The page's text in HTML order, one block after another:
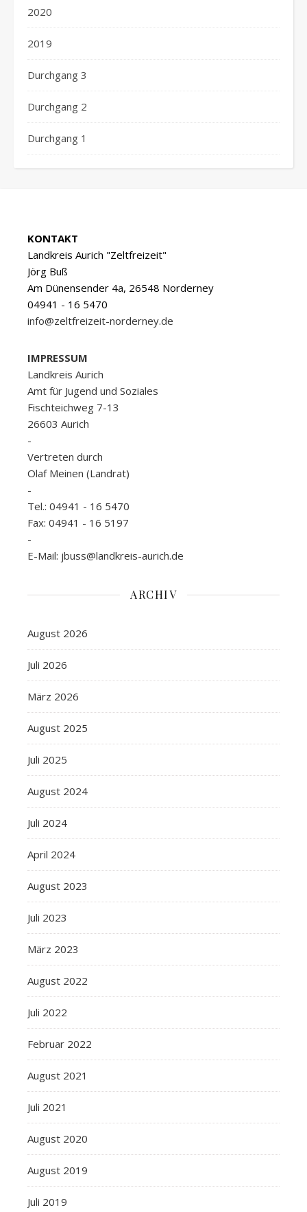
2020
2019
Durchgang 3
Durchgang 2
Durchgang 1
KONTAKT
Landkreis Aurich "Zeltfreizeit"
Jörg Buß
Am Dünensender 4a, 26548 Norderney
04941 - 16 5470
info@zeltfreizeit-norderney.de
IMPRESSUM
Landkreis Aurich
Amt für Jugend und Soziales
Fischteichweg 7-13
26603 Aurich
-
Vertreten durch
Olaf Meinen (Landrat)
-
Tel.: 04941 - 16 5470
Fax: 04941 - 16 5197
-
E-Mail: jbuss@landkreis-aurich.de
ARCHIV
August 2026
Juli 2026
März 2026
August 2025
Juli 2025
August 2024
Juli 2024
April 2024
August 2023
Juli 2023
März 2023
August 2022
Juli 2022
Februar 2022
August 2021
Juli 2021
August 2020
August 2019
Juli 2019